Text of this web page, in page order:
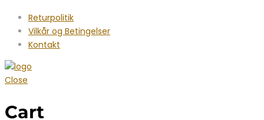
Returpolitik
Vilkår og Betingelser
Kontakt
Close
Cart